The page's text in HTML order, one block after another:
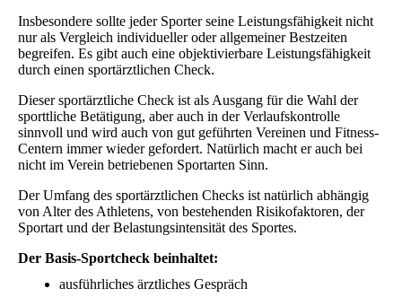
Insbesondere sollte jeder Sporter seine Leistungsfähigkeit nicht
nur als Vergleich individueller oder allgemeiner Bestzeiten
begreifen. Es gibt auch eine objektivierbare Leistungsfähigkeit
durch einen sportärztlichen Check.
Dieser sportärztliche Check ist als Ausgang für die Wahl der
sporttliche Betätigung, aber auch in der Verlaufskontrolle
sinnvoll und wird auch von gut geführten Vereinen und Fitness-
Centern immer wieder gefordert. Natürlich macht er auch bei
nicht im Verein betriebenen Sportarten Sinn.
Der Umfang des sportärztlichen Checks ist natürlich abhängig
von Alter des Athletens, von bestehenden Risikofaktoren, der
Sportart und der Belastungsintensität des Sportes.
Der Basis-Sportcheck beinhaltet:
ausführliches ärztliches Gespräch